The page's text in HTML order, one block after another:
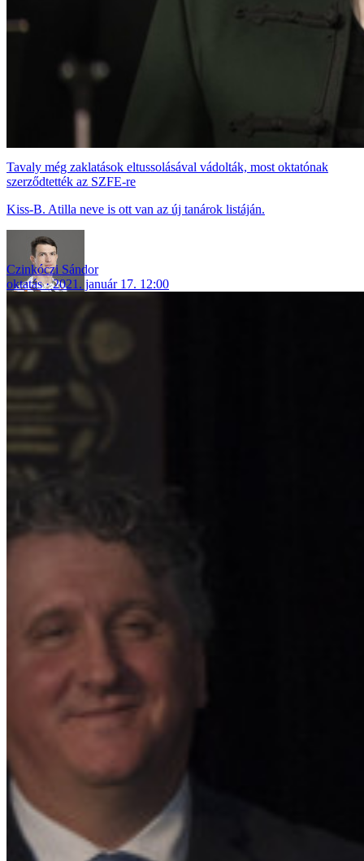
Tavaly még zaklatások eltussolásával vádolták, most oktatónak
szerződtették az SZFE-re
Kiss-B. Atilla neve is ott van az új tanárok listáján.
Czinkóczi Sándor
oktatás
2021. január 17. 12:00